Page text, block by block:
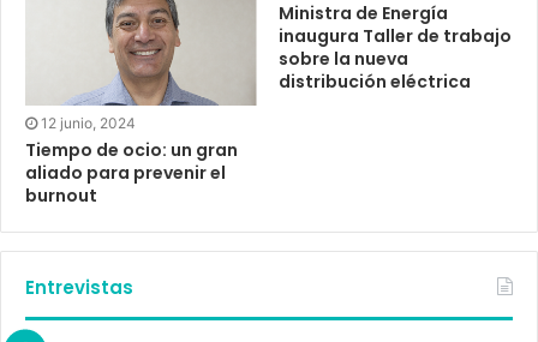
12 junio, 2024
Tiempo de ocio: un gran
aliado para prevenir el
burnout
Ministra de Energía
inaugura Taller de trabajo
sobre la nueva
distribución eléctrica
Entrevistas